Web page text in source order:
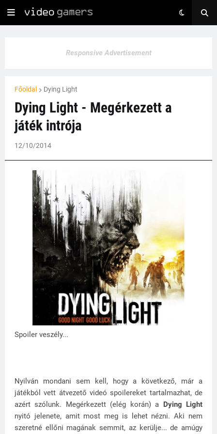
Responsive Advertisement
Főoldal Dying Light
Dying Light - Megérkezett a
játék intrója
12/10/2014
Spoiler veszély...
Nyilván mondani sem kell, hogy a következő, már a
játékból vett átvezető videó spoilereket tartalmazhat, de
azért szólunk. Megérkezett (elég korán) a Dying Light
nyitó jelenete, amit most meg is lehet nézni. Aki nem
szeretné ellőni magának semmit, az kerülje... de amúgy